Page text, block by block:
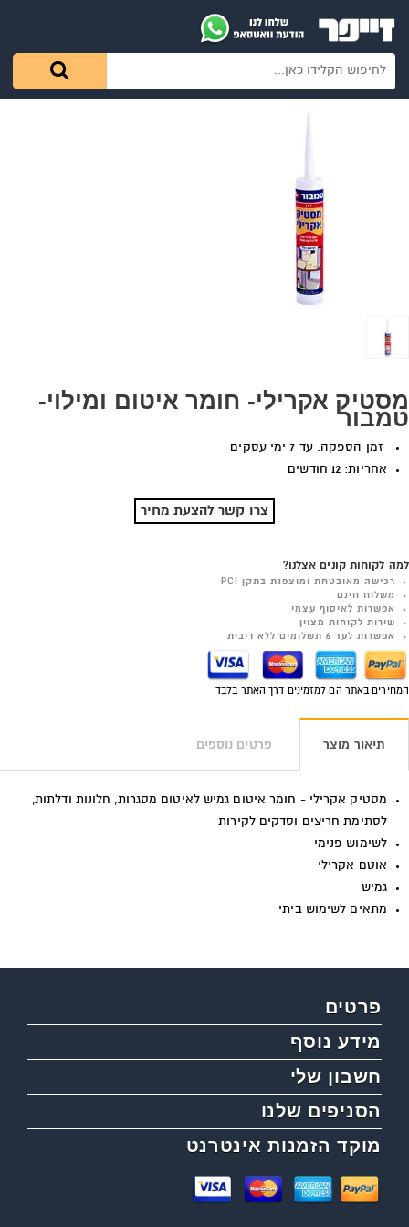
מסטיק אקרילי- חומר איטום ומילוי-
טמבור
זמן הספקה: עד 7 ימי עסקים
אחריות: 12 חודשים
צרו קשר להצעת מחיר
למה לקוחות קונים אצלנו?
רכישה מאובטחת ומוצפנת בתקן PCI
משלוח חינם
אפשרות לאיסוף עצמי
שירות לקוחות מצוין
אפשרות לעד 6 תשלומים ללא ריבית
המחירים באתר הם למזמינים דרך האתר בלבד
תיאור מוצר פרטים נוספים
מסטיק אקרילי - חומר איטום גמיש לאיטום מסגרות, חלונות ודלתות,
לסתימת חריצים וסדקים לקירות
לשימוש פנימי
אוטם אקרילי
גמיש
מתאים לשימוש ביתי
פרטים
מידע נוסף
חשבון שלי
הסניפים שלנו
מוקד הזמנות אינטרנט